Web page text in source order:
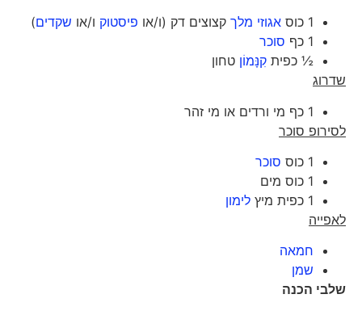
1 כוס
אגוזי מלךקצוצים דק (ו/אופיסטוקו/אושקדים)
1 כף
סוכר
½ כפיתקִנָּמוֹןטחון
שדרוג
1 כף מי ורדים או מי זהר
לסירופ סוכר
1 כוס
סוכר
1 כוס מים
1 כפית מיץ
לימון
לאפייה
חמאה
שמן
שלבי הכנה